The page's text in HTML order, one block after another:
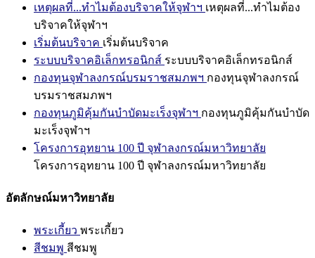
เหตุผลที่...ทำไมต้องบริจาคให้จุฬาฯ เหตุผลที่...ทำไมต้อง
บริจาคให้จุฬาฯ
เริ่มต้นบริจาค เริ่มต้นบริจาค
ระบบบริจาคอิเล็กทรอนิกส์ ระบบบริจาคอิเล็กทรอนิกส์
กองทุนจุฬาลงกรณ์บรมราชสมภพฯ กองทุนจุฬาลงกรณ์
บรมราชสมภพฯ
กองทุนภูมิคุ้มกันบำบัดมะเร็งจุฬาฯ กองทุนภูมิคุ้มกันบำบัด
มะเร็งจุฬาฯ
โครงการอุทยาน 100 ปี จุฬาลงกรณ์มหาวิทยาลัย
โครงการอุทยาน 100 ปี จุฬาลงกรณ์มหาวิทยาลัย
อัตลักษณ์มหาวิทยาลัย
พระเกี้ยว พระเกี้ยว
สีชมพู สีชมพู